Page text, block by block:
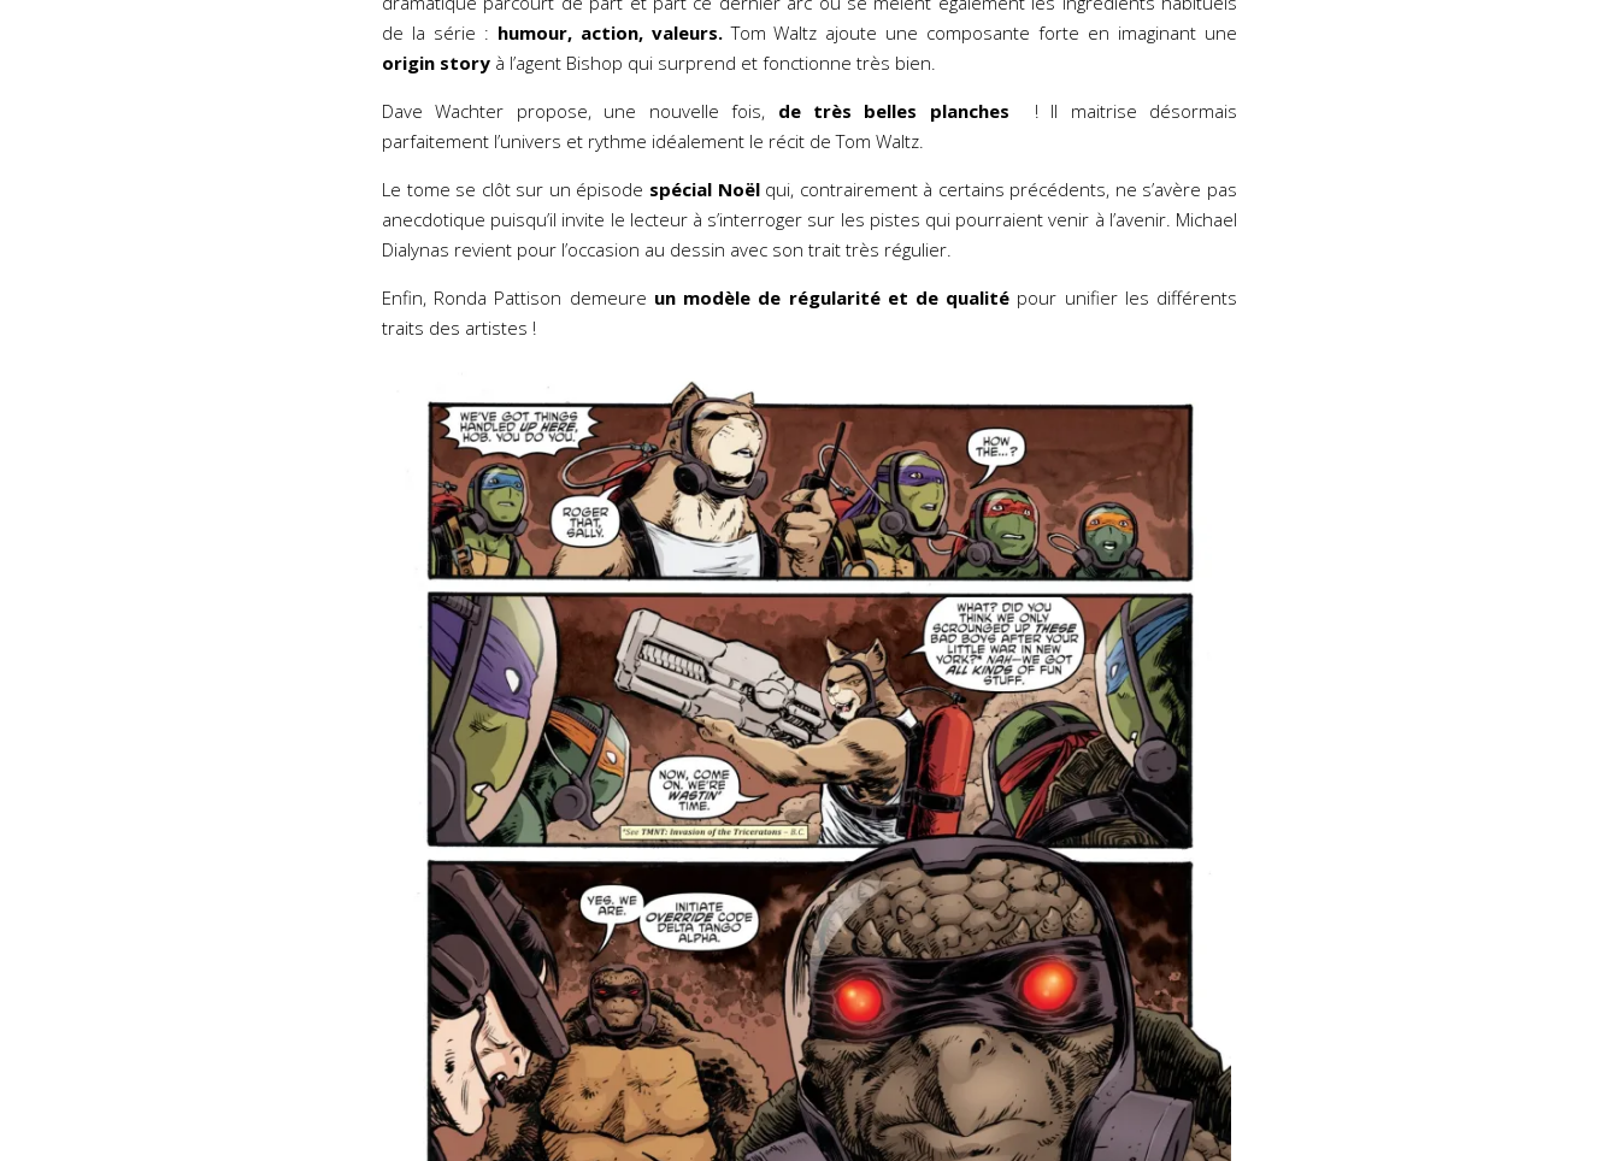
de la série : humour, action, valeurs.Tom Waltz ajoute une composante forte en imaginant une
origin story à l’agent Bishop qui surprend et fonctionne très bien.
Dave Wachter propose, une nouvelle fois, de très belles planches
! Il maitrise désormais
parfaitement l’univers et rythme idéalement le récit de Tom Waltz.
Le tome se clôt sur un épisode spécial Noëlqui, contrairement à certains précédents, ne s’avère pas
anecdotique puisqu’il invite le lecteur à s’interroger sur les pistes qui pourraient venir à l’avenir. Michael
Dialynas revient pour l’occasion au dessin avec son trait très régulier.
Enfin, Ronda Pattison demeure un modèle de régularité et de qualité pour unifier les différents
traits des artistes !